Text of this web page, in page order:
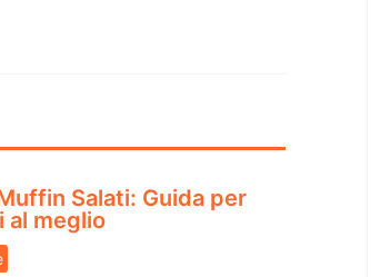
Salati: Guida per
al meglio